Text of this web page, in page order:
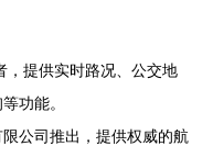
，提供实时路况、公交地
功能。
公司推出，提供权威的航